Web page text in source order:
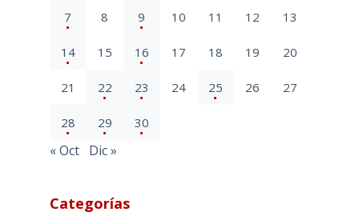
7 8 9 10 11 12 13
14 15 16 17 18 19 20
21 22 23 24 25 26 27
28 29 30
« Oct Dic »
Categorías